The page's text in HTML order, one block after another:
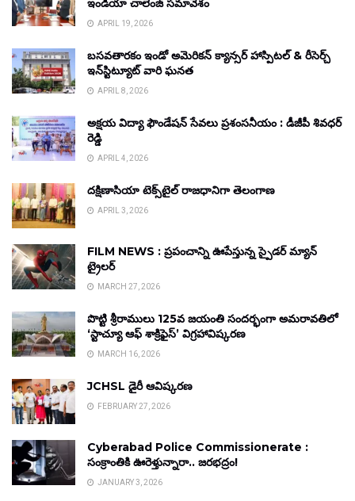
ఇండియా చాలెంజ్ సమావేశం
APRIL 19, 2026
బసవతారకం ఇండో అమెరికన్ క్యాన్సర్ హాస్పిటల్ & రీసెర్చ్
ఇన్‌స్టిట్యూట్ వారి ఘనత
APRIL 8, 2026
అక్షయ విద్యా ఫౌండేషన్ సేవలు ప్రశంసనీయం : డీజీపీ శివధర్
రెడ్డి
APRIL 4, 2026
దక్షిణాసియా టెక్స్‌టైల్ రాజధానిగా తెలంగాణ
APRIL 3, 2026
FILM NEWS : ప్రపంచాన్ని ఊపేస్తున్న స్పైడర్ మ్యాన్
ట్రైలర్
MARCH 27, 2026
పొట్టి శ్రీరాములు 125వ జయంతి సందర్భంగా అమరావతిలో
‘స్టాచ్యూ ఆఫ్ శాక్రిఫైస్’ విగ్రహావిష్కరణ
MARCH 16, 2026
JCHSL డైరీ ఆవిష్కరణ
FEBRUARY 27, 2026
Cyberabad Police Commissionerate :
సంక్రాంతికి ఊరెళ్తున్నారా.. జరభద్రం!
JANUARY 3, 2026